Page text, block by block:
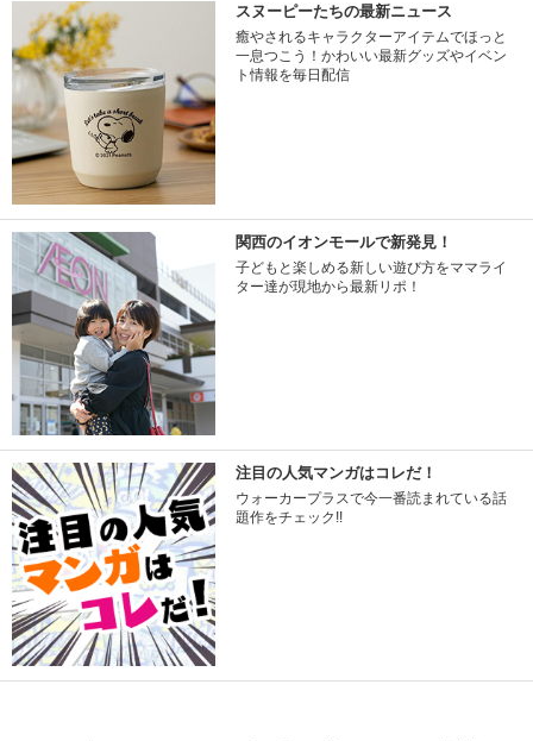
スヌーピーたちの最新ニュース
癒やされるキャラクターアイテムでほっと
一息つこう！かわいい最新グッズやイベン
ト情報を毎日配信
関西のイオンモールで新発見！
子どもと楽しめる新しい遊び方をママライ
ター達が現地から最新リポ！
注目の人気マンガはコレだ！
ウォーカープラスで今一番読まれている話
題作をチェック!!